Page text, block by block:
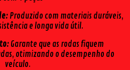
Produzido com materiais duráveis,
e longa vida útil.
Garante que as rodas fiquem
otimizando o desempenho do
veículo.